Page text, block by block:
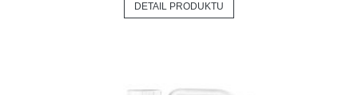
DETAIL PRODUKTU